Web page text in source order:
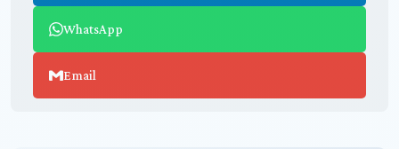
WhatsApp
Email